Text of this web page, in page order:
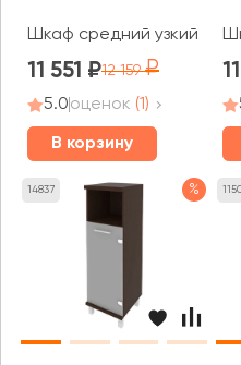
Шкаф средний узкий 1
11 551 12 159
5.0оценок (1)
В корзину
14837 %